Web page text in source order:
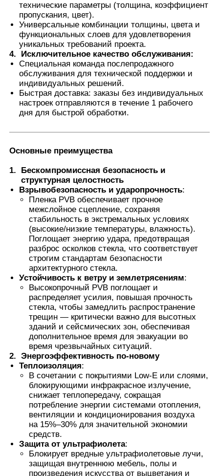
Умный фильм PDLC
Прозрачная нанокерамическая краска
Фотохромная пленка
Окраска автомобильных окон
Умное стекло pdlc
Фильм PNLC
Многослойное стекло PVB межслой
Термохромная PVB пленка
технические параметры (толщина, коэффициент
пропускания, цвет).
Универсальные комбинации толщины, цвета и
функциональных слоев для удовлетворения
уникальных требований проекта.
4.
Исключительное качество обслуживания:
Специальная команда послепродажного
обслуживания для технической поддержки и
индивидуальных решений.
Быстрая доставка: заказы без индивидуальных
настроек отправляются в течение 1 рабочего
дня для быстрой обработки.
Основные преимущества
1.
Бескомпромиссная безопасность и
структурная целостность
Взрывобезопасность и ударопрочность:
Пленка PVB обеспечивает прочное
межслойное сцепление, сохраняя
стабильность в экстремальных условиях
(высокие/низкие температуры, влажность).
Поглощает энергию удара, предотвращая
разброс осколков стекла, что соответствует
строгим стандартам безопасности
архитектурного стекла.
Устойчивость к ветру и землетрясениям:
Высокопрочный PVB поглощает и
распределяет усилия, повышая прочность
стекла, чтобы замедлить распространение
трещин — критически важно для высотных
зданий и сейсмических зон, обеспечивая
дополнительное время для эвакуации во
время чрезвычайных ситуаций.
2. Энергоэффективность по-новому
Теплоизоляция:
В сочетании с покрытиями Low-E или слоями,
блокирующими инфракрасное излучение,
снижает теплопередачу, сокращая
потребление энергии системами отопления,
вентиляции и кондиционирования воздуха
на 15%–30% для значительной экономии
средств.
Защита от ультрафиолета:
Блокирует вредные ультрафиолетовые лучи,
защищая внутреннюю мебель, полы и
произведения искусства от выцветания и